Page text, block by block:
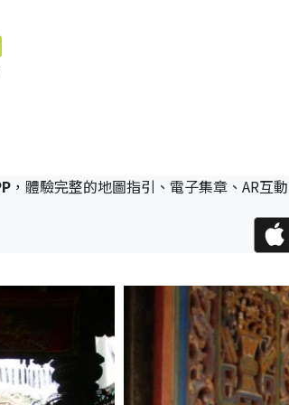
，體驗完整的地圖指引、電子集章、AR互